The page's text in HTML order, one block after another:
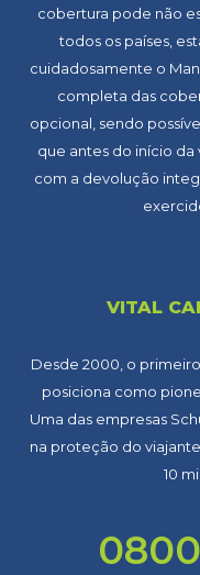
cobertura pode não
todos os países,
cuidadosamente o
completa das
opcional, sendo
que antes do início da
com a devolução
VITAL
Desde 2000, o
posiciona como
Uma das empresas
na proteção do
10